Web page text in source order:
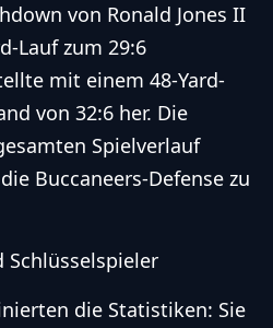
von Ronald Jones II
Lauf zum 29:6
mit einem 48-Yard-
von 32:6 her. Die
Spielverlauf
Buccaneers-Defense zu
die Statistiken: Sie